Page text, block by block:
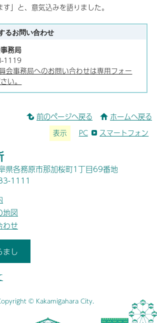
」と、意気込みを語りました。
るお問い合わせ
務局
1119
会事務局へのお問い合わせは専用フォー
い。
前のページへ戻る ホームへ戻る
表示 PC スマートフォン
各務原市那加桜町1丁目69番地
1111
地図
わせ
まし
© Kakamigahara City.